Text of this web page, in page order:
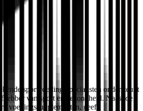
sportvoedingsspecialisten ondersteunt
van sport en gezondheid. Naast de
voedingssupplementen, geeft